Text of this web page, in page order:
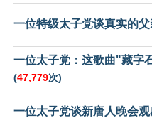
一位特级太子党谈真实的父
一位太子党：这歌曲"藏字
(47,779次)
一位太子党谈新唐人晚会观